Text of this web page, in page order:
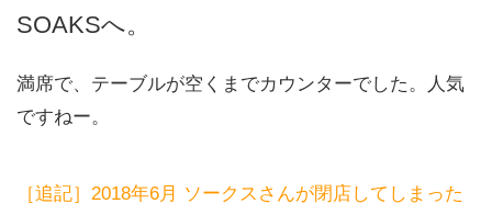
SOAKSへ。
満席で、テーブルが空くまでカウンターでした。人気
ですねー。
［追記］2018年6月 ソークスさんが閉店してしまった